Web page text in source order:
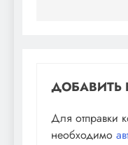
ДОБАВИТЬ
Для отправки
необходимо